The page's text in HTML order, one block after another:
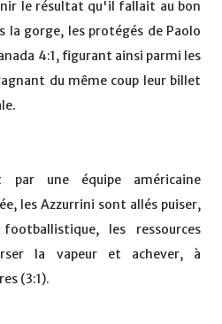
le résultat qu'il fallait au bon
la gorge, les protégés de Paolo
4:1, figurant ainsi parmi les
du même coup leur billet
par une équipe américaine
les Azzurrini sont allés puiser,
les ressources
la vapeur et achever, à
(3:1).